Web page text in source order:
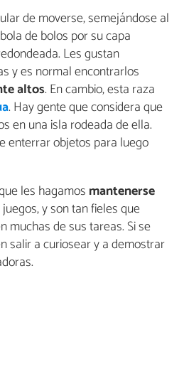
de moverse, semejándose al
de bolos por su capa
Les gustan
y es normal encontrarlos
altos. En cambio, esta raza
. Hay gente que considera que
en una isla rodeada de ella.
enterrar objetos para luego
les hagamos mantenerse
y son tan fieles que
muchas de sus tareas. Si se
salir a curiosear y a demostrar